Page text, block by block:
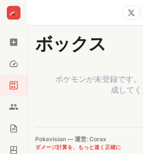
ボックス
ポケモンが未登録です
成してく
Pokevision — 運営: Corax
ダメージ計算を、もっと速く正確に